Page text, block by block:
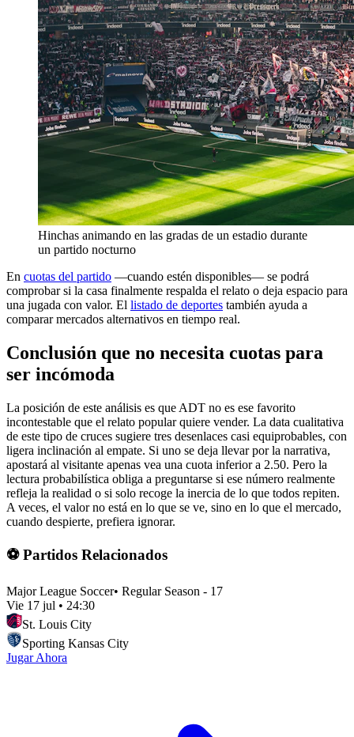
Hinchas animando en las gradas de un estadio durante
un partido nocturno
En cuotas del partido —cuando estén disponibles— se podrá
comprobar si la casa finalmente respalda el relato o deja espacio para
una jugada con valor. El listado de deportes también ayuda a
comparar mercados alternativos en tiempo real.
Conclusión que no necesita cuotas para
ser incómoda
La posición de este análisis es que ADT no es ese favorito
incontestable que el relato popular quiere vender. La data cualitativa
de este tipo de cruces sugiere tres desenlaces casi equiprobables, con
ligera inclinación al empate. Si uno se deja llevar por la narrativa,
apostará al visitante apenas vea una cuota inferior a 2.50. Pero la
lectura probabilística obliga a preguntarse si ese número realmente
refleja la realidad o si solo recoge la inercia de lo que todos repiten.
A veces, el valor no está en lo que se ve, sino en lo que el mercado,
cuando despierte, prefiera ignorar.
⚽ Partidos Relacionados
Major League Soccer• Regular Season - 17
Vie 17 jul • 24:30
St. Louis City
Sporting Kansas City
Jugar Ahora